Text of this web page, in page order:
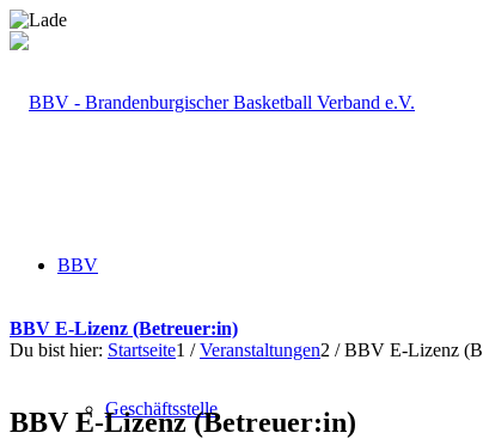
BBV
Geschäftsstelle
BBV E-Lizenz (Betreuer:in)
Du bist hier: Startseite1 / Veranstaltungen2 / BBV E-Lizenz
BBV E-Lizenz (Betreuer:in)